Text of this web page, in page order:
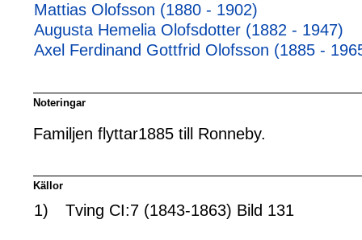
Mattias Olofsson (1880 - 1902)
Augusta Hemelia Olofsdotter (1882 - 1947)
Axel Ferdinand Gottfrid Olofsson (1885 -
Noteringar
Familjen flyttar1885 till Ronneby.
Källor
1) Tving CI:7 (1843-1863) Bild 131